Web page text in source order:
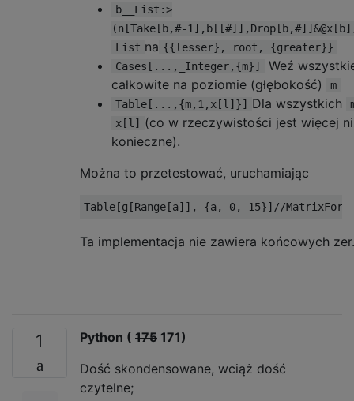
b__List:>
(n[Take[b,#-
List na {{lesser}, root, {greater}}
Cases[...,_Integer,{m}]
Weź
całkowite na poziomie (głębokość)
m
Table[...,{m,1,x[l]}]
Dla wszystkich
x[l]
(co w rzeczywistości jest więcej
konieczne).
Można to przetestować, uruchamiając
Ta implementacja nie zawiera końcowych zer.
1 Python ( 175 171)
Dość skondensowane, wciąż dość
czytelne;